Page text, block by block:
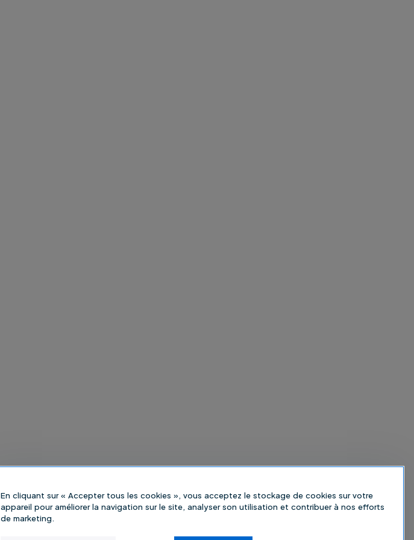
En cliquant sur « Accepter tous les cookies », vous acceptez le stockage de cookies sur votre
appareil pour améliorer la navigation sur le site, analyser son utilisation et contribuer à nos efforts
de marketing.